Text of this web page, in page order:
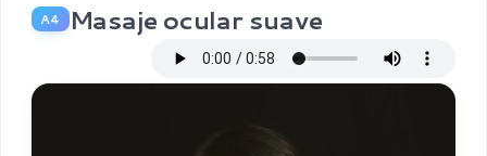
A4 Masaje ocular suave